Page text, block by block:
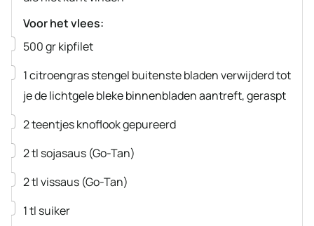
Voor het vlees:
▢
500grkipfilet
▢
1citroengras stengel buitenste bladen verwijderd tot
je de lichtgele bleke binnenbladen aantreft, geraspt
▢
2teentjesknoflookgepureerd
▢
2tl sojasaus (Go-Tan)
▢
2tlvissaus (Go-Tan)
▢
1tl suiker